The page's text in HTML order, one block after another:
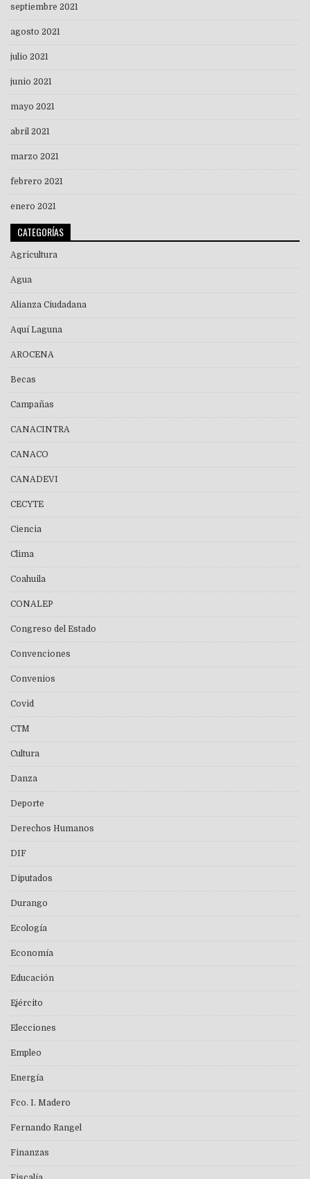
septiembre 2021
agosto 2021
julio 2021
junio 2021
mayo 2021
abril 2021
marzo 2021
febrero 2021
enero 2021
CATEGORÍAS
Agricultura
Agua
Alianza Ciudadana
Aquí Laguna
AROCENA
Becas
Campañas
CANACINTRA
CANACO
CANADEVI
CECYTE
Ciencia
Clima
Coahuila
CONALEP
Congreso del Estado
Convenciones
Convenios
Covid
CTM
Cultura
Danza
Deporte
Derechos Humanos
DIF
Diputados
Durango
Ecología
Economía
Educación
Ejército
Elecciones
Empleo
Energía
Fco. I. Madero
Fernando Rangel
Finanzas